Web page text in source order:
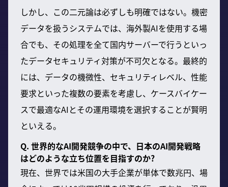
しかし、この二元論は必ずしも明確ではない。機密
データを扱うシステムでは、海外製AIを使用する場
合でも、その処理を全て国内サーバーで行うといっ
たデータセキュリティ対策が不可欠となる。最終的
には、データの機微性、セキュリティレベル、性能
要求といった複数の要素を考慮し、ケースバイケー
スで最適なAIとその運用環境を選択することが賢明
といえる。
Q. 世界的なAI開発競争の中で、日本のAI開発戦略
はどのような立ち位置を目指すのか?
現在、世界では米国の大手企業が単体で数兆円、場